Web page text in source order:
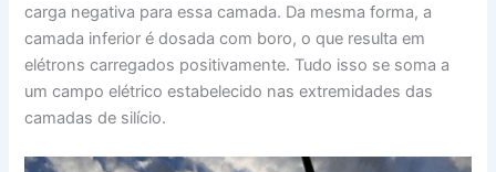
carga negativa para essa camada. Da mesma forma, a
camada inferior é dosada com boro, o que resulta em
elétrons carregados positivamente. Tudo isso se soma a
um campo elétrico estabelecido nas extremidades das
camadas de silício.